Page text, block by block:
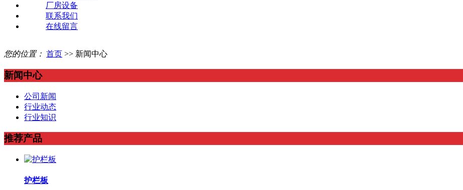
厂房设备
联系我们
在线留言
您的位置： 首页 >> 新闻中心
新闻中心
公司新闻
行业动态
行业知识
推荐产品
护栏板